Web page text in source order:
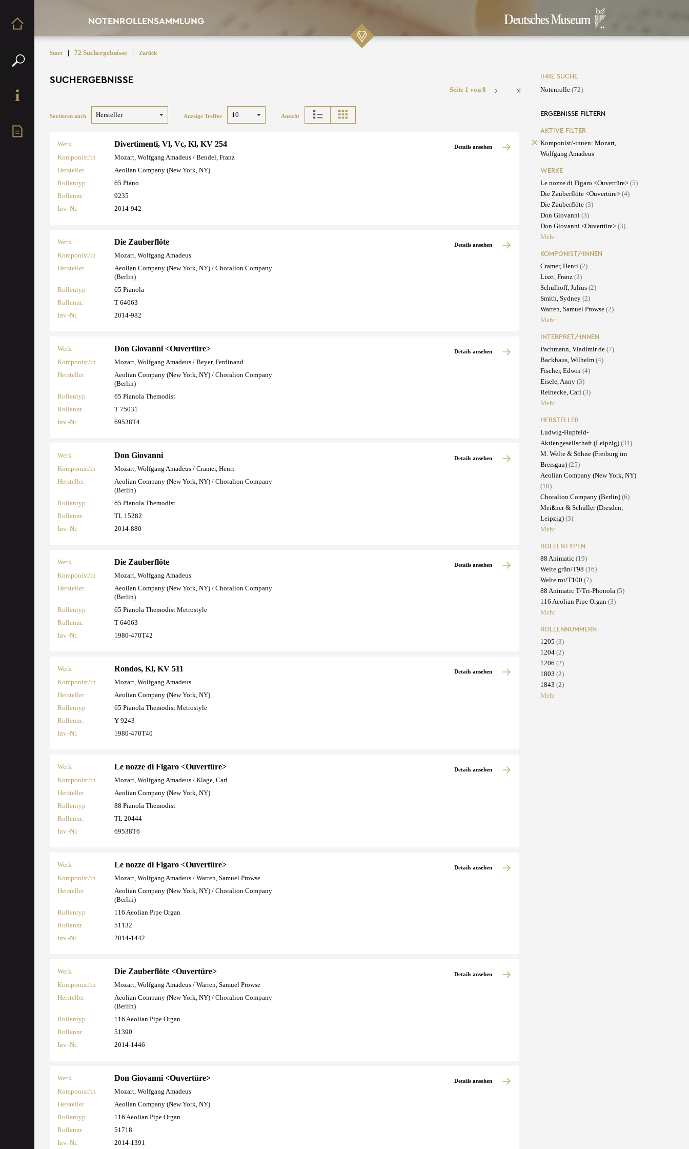
NOTENROLLENSAMMLUNG
Start | 72 Suchergebnisse | Zurück
SUCHERGEBNISSE
Seite 1 von 8
Sortieren nach Anzeige Treffer Ansicht
Werk Divertimenti, Vl, Vc, Kl, KV 254
Komponist/in
Mozart, Wolfgang Amadeus / Bendel, Franz
Hersteller
Aeolian Company (New York, NY)
Rollentyp
65 Piano
Rollennr.
9235
Inv.-Nr.
2014-942
Details ansehen
Werk Die Zauberflöte
Komponist/in
Mozart, Wolfgang Amadeus
Hersteller
Aeolian Company (New York, NY) / Choralion Company
(Berlin)
Rollentyp
65 Pianola
Rollennr.
T 64063
Inv.-Nr.
2014-982
Details ansehen
Werk Don Giovanni <Ouvertüre>
Komponist/in
Mozart, Wolfgang Amadeus / Beyer, Ferdinand
Hersteller
Aeolian Company (New York, NY) / Choralion Company
(Berlin)
Rollentyp
65 Pianola Themodist
Rollennr.
T 75031
Inv.-Nr.
69538T4
Details ansehen
Werk Don Giovanni
Komponist/in
Mozart, Wolfgang Amadeus / Cramer, Henri
Hersteller
Aeolian Company (New York, NY) / Choralion Company
(Berlin)
Rollentyp
65 Pianola Themodist
Rollennr.
TL 15282
Inv.-Nr.
2014-880
Details ansehen
Werk Die Zauberflöte
Komponist/in
Mozart, Wolfgang Amadeus
Hersteller
Aeolian Company (New York, NY) / Choralion Company
(Berlin)
Rollentyp
65 Pianola Themodist Metrostyle
Rollennr.
T 64063
Inv.-Nr.
1980-470T42
Details ansehen
Werk Rondos, Kl, KV 511
Komponist/in
Mozart, Wolfgang Amadeus
Hersteller
Aeolian Company (New York, NY)
Rollentyp
65 Pianola Themodist Metrostyle
Rollennr.
Y 9243
Inv.-Nr.
1980-470T40
Details ansehen
Werk Le nozze di Figaro <Ouvertüre>
Komponist/in
Mozart, Wolfgang Amadeus / Klage, Carl
Hersteller
Aeolian Company (New York, NY)
Rollentyp
88 Pianola Themodist
Rollennr.
TL 20444
Inv.-Nr.
69538T6
Details ansehen
Werk Le nozze di Figaro <Ouvertüre>
Komponist/in
Mozart, Wolfgang Amadeus / Warren, Samuel Prowse
Hersteller
Aeolian Company (New York, NY) / Choralion Company
(Berlin)
Rollentyp
116 Aeolian Pipe Organ
Rollennr.
51132
Inv.-Nr.
2014-1442
Details ansehen
Werk Die Zauberflöte <Ouvertüre>
Komponist/in
Mozart, Wolfgang Amadeus / Warren, Samuel Prowse
Hersteller
Aeolian Company (New York, NY) / Choralion Company
(Berlin)
Rollentyp
116 Aeolian Pipe Organ
Rollennr.
51390
Inv.-Nr.
2014-1446
Details ansehen
Werk Don Giovanni <Ouvertüre>
Komponist/in
Mozart, Wolfgang Amadeus
Hersteller
Aeolian Company (New York, NY)
Rollentyp
116 Aeolian Pipe Organ
Rollennr.
51718
Inv.-Nr.
2014-1391
Details ansehen
IHRE SUCHE
Notenrolle (72)
ERGEBNISSE FILTERN
AKTIVE FILTER
Komponist/-innen: Mozart,
Wolfgang Amadeus
WERKE
Le nozze di Figaro <Ouvertüre> (5)
Die Zauberflöte <Ouvertüre> (4)
Die Zauberflöte (3)
Don Giovanni (3)
Don Giovanni <Ouvertüre> (3)
Mehr
KOMPONIST/-INNEN
Cramer, Henri (2)
Liszt, Franz (2)
Schulhoff, Julius (2)
Smith, Sydney (2)
Warren, Samuel Prowse (2)
Mehr
INTERPRET/-INNEN
Pachmann, Vladimir de (7)
Backhaus, Wilhelm (4)
Fischer, Edwin (4)
Eisele, Anny (3)
Reinecke, Carl (3)
Mehr
HERSTELLER
Ludwig-Hupfeld-
Aktiengesellschaft (Leipzig) (31)
M. Welte & Söhne (Freiburg im
Breisgau) (25)
Aeolian Company (New York, NY)
(10)
Choralion Company (Berlin) (6)
Meißner & Schüller (Dresden;
Leipzig) (3)
Mehr
ROLLENTYPEN
88 Animatic (19)
Welte grün/T98 (16)
Welte rot/T100 (7)
88 Animatic T/Tri-Phonola (5)
116 Aeolian Pipe Organ (3)
Mehr
ROLLENNUMMERN
1205 (3)
1204 (2)
1206 (2)
1803 (2)
1843 (2)
Mehr